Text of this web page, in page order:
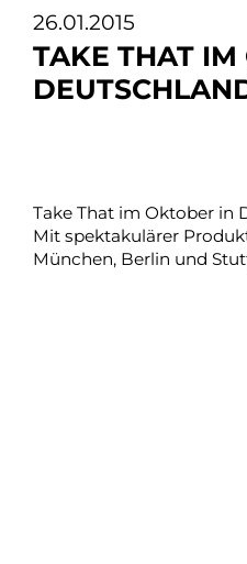
26.01.2015
TAKE THAT IM
Take That im Oktober in
Mit spektakulärer
München, Berlin und